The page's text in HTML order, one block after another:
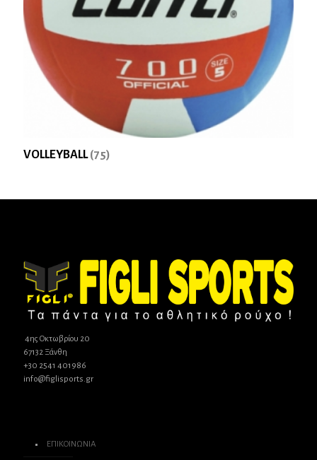
VOLLEYBALL(75)
4ης Οκτωβρίου 20
67132 Ξάνθη
+30 2541 401986
info@figlisports.gr
ΕΠΙΚΟΙΝΩΝΙΑ